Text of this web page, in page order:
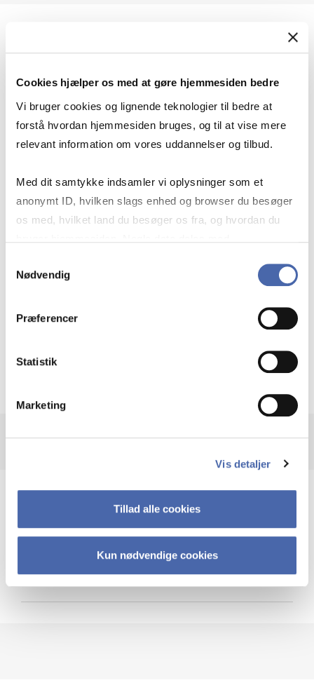
Cookies hjælper os med at gøre hjemmesiden bedre
Vi bruger cookies og lignende teknologier til bedre at
forstå hvordan hjemmesiden bruges, og til at vise mere
relevant information om vores uddannelser og tilbud.
Med dit samtykke indsamler vi oplysninger som et
anonymt ID, hvilken slags enhed og browser du besøger
os med, hvilket land du besøger os fra, og hvordan du
markedsføring. Du bestemmer selv - og kan altid trække
Nødvendig
Præferencer
Statistik
Marketing
Vis detaljer
Tillad alle cookies
Kun nødvendige cookies
Geopolitik og businesssikkerhed
navigerer man som virksomhed?
Krigen i Ukraine
Cybersikkerhed